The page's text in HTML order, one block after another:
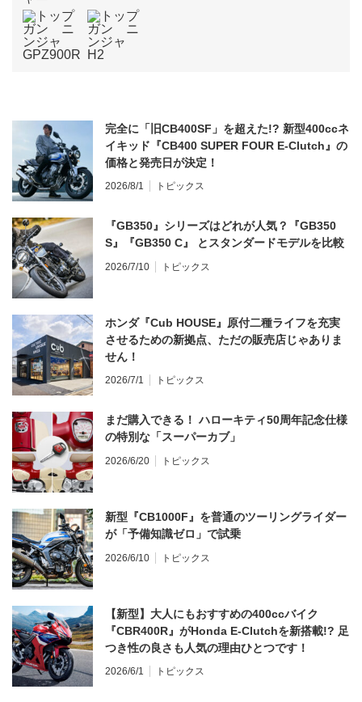
完全に「旧CB400SF」を超えた!? 新型400ccネ
イキッド『CB400 SUPER FOUR E-Clutch』の
価格と発売日が決定！
2026/8/1 トピックス
『GB350』シリーズはどれが人気？『GB350
S』『GB350 C』 とスタンダードモデルを比較
2026/7/10 トピックス
ホンダ『Cub HOUSE』原付二種ライフを充実
させるための新拠点、ただの販売店じゃありま
せん！
2026/7/1 トピックス
まだ購入できる！ ハローキティ50周年記念仕様
の特別な「スーパーカブ」
2026/6/20 トピックス
新型『CB1000F』を普通のツーリングライダー
が「予備知識ゼロ」で試乗
2026/6/10 トピックス
【新型】大人にもおすすめの400ccバイク
『CBR400R』がHonda E-Clutchを新搭載!? 足
つき性の良さも人気の理由ひとつです！
2026/6/1 トピックス